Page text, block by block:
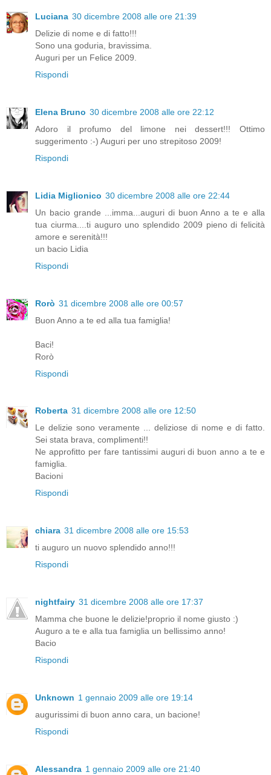
Luciana 30 dicembre 2008 alle ore 21:39
Delizie di nome e di fatto!!!
Sono una goduria, bravissima.
Auguri per un Felice 2009.
Rispondi
Elena Bruno 30 dicembre 2008 alle ore 22:12
Adoro il profumo del limone nei dessert!!! Ottimo
suggerimento :-) Auguri per uno strepitoso 2009!
Rispondi
Lidia Miglionico 30 dicembre 2008 alle ore 22:44
Un bacio grande ...imma...auguri di buon Anno a te e alla
tua ciurma....ti auguro uno splendido 2009 pieno di felicità
amore e serenità!!!
un bacio Lidia
Rispondi
Rorò 31 dicembre 2008 alle ore 00:57
Buon Anno a te ed alla tua famiglia!
Baci!
Rorò
Rispondi
Roberta 31 dicembre 2008 alle ore 12:50
Le delizie sono veramente ... deliziose di nome e di fatto.
Sei stata brava, complimenti!!
Ne approfitto per fare tantissimi auguri di buon anno a te e
famiglia.
Bacioni
Rispondi
chiara 31 dicembre 2008 alle ore 15:53
ti auguro un nuovo splendido anno!!!
Rispondi
nightfairy 31 dicembre 2008 alle ore 17:37
Mamma che buone le delizie!proprio il nome giusto :)
Auguro a te e alla tua famiglia un bellissimo anno!
Bacio
Rispondi
Unknown 1 gennaio 2009 alle ore 19:14
augurissimi di buon anno cara, un bacione!
Rispondi
Alessandra 1 gennaio 2009 alle ore 21:40